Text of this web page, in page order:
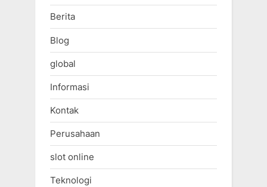
Berita
Blog
global
Informasi
Kontak
Perusahaan
slot online
Teknologi